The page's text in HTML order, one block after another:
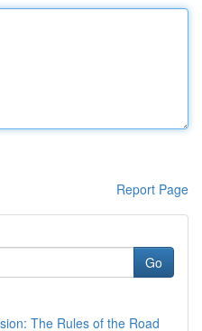
Report Page
Go
The Rules of the Road